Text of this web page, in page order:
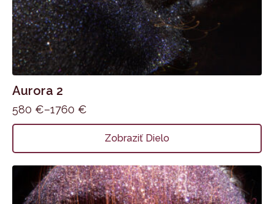
Aurora 2
580 €–1760 €
Price
range:
through
1760 €
Zobraziť Dielo
Tento
má
viacero
variantov.
Možnosti